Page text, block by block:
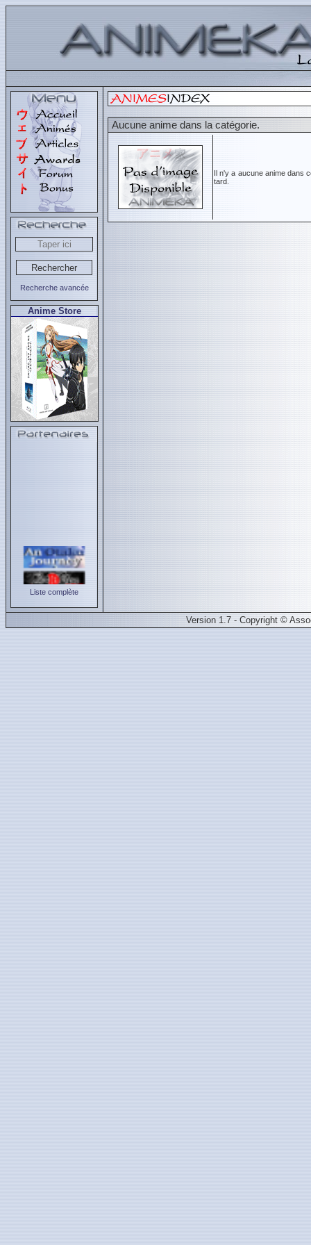
Recherche avancée
Anime Store
Liste complète
Aucune anime dans la catégorie.
Il n'y a aucune anime dans
tard.
Version 1.7 - Copyright ©